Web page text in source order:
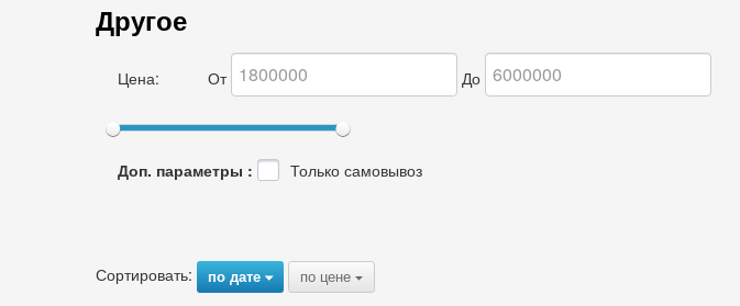
Другое
Цена: От До
Доп. параметры : Только самовывоз
Сортировать: по дате{ по цене {